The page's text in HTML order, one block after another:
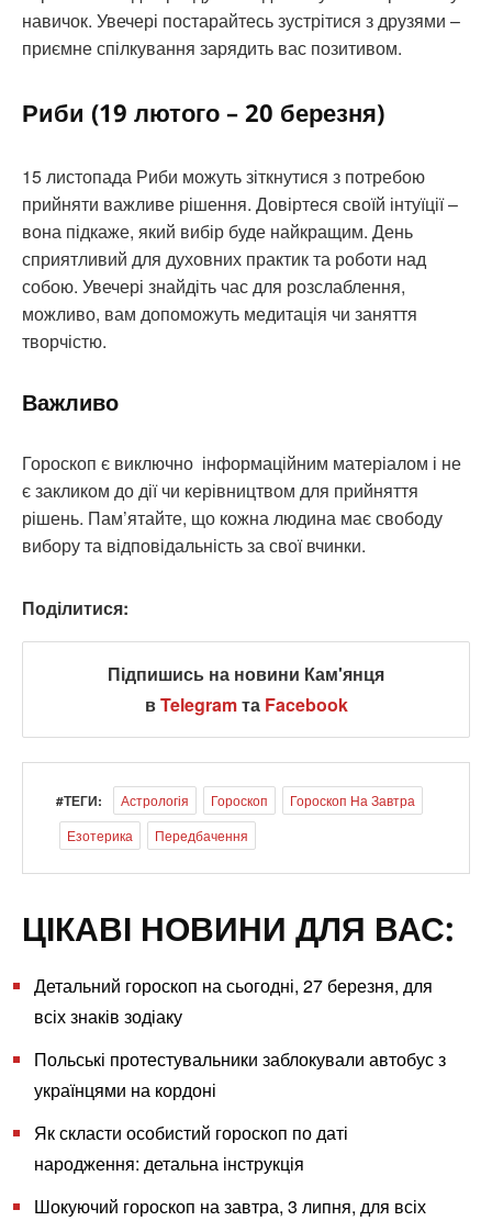
навичок. Увечері постарайтесь зустрітися з друзями –
приємне спілкування зарядить вас позитивом.
Риби (19 лютого – 20 березня)
15 листопада Риби можуть зіткнутися з потребою
прийняти важливе рішення. Довіртеся своїй інтуїції –
вона підкаже, який вибір буде найкращим. День
сприятливий для духовних практик та роботи над
собою. Увечері знайдіть час для розслаблення,
можливо, вам допоможуть медитація чи заняття
творчістю.
Важливо
Гороскоп є виключно інформаційним матеріалом і не
є закликом до дії чи керівництвом для прийняття
рішень. Пам’ятайте, що кожна людина має свободу
вибору та відповідальність за свої вчинки.
Поділитися:
Підпишись на новини Кам'янця
вTelegramта Facebook
#ТЕГИ: Астрологія Гороскоп
Гороскоп На Завтра
Езотерика
Передбачення
ЦІКАВІ НОВИНИ ДЛЯ ВАС:
Детальний гороскоп на сьогодні, 27 березня, для
всіх знаків зодіаку
Польські протестувальники заблокували автобус з
українцями на кордоні
Як скласти особистий гороскоп по даті
народження: детальна інструкція
Шокуючий гороскоп на завтра, 3 липня, для всіх